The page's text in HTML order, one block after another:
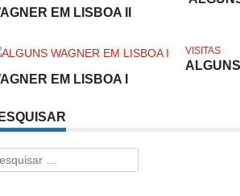
EM LISBOA II
VISITAS
ALGUNS
EM LISBOA I